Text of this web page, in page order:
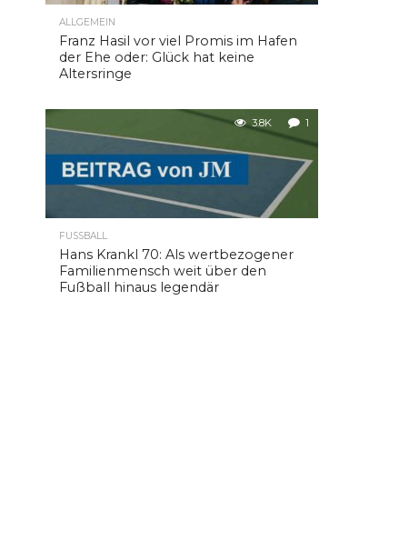
ALLGEMEIN
Franz Hasil vor viel Promis im Hafen
der Ehe oder: Glück hat keine
Altersringe
3.8K 1
FUSSBALL
Hans Krankl 70: Als wertbezogener
Familienmensch weit über den
Fußball hinaus legendär